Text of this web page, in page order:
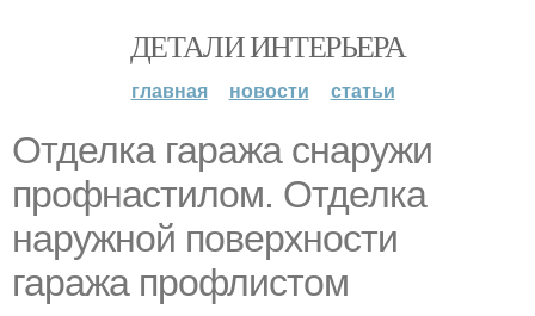
ДЕТАЛИ ИНТЕРЬЕРА
главная новости статьи
Отделка гаража снаружи
профнастилом. Отделка
наружной поверхности
гаража профлистом